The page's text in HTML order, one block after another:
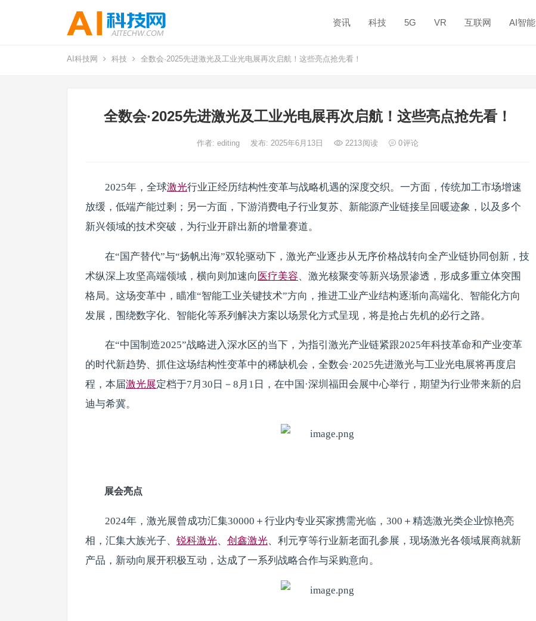
资讯 科技 5G VR 互联网 AI智能
AI科技网 科技 全数会·2025先进激光及工业光电展再次启航！这些亮点抢先看！
全数会·2025先进激光及工业光电展再次启航！这些亮点抢先看！
作者: editing 发布: 2025年6月13日 2213阅读 0评论
2025年，全球激光行业正经历结构性变革与战略机遇的深度交织。一方面，传统加工市场增速
放缓，低端产能过剩；另一方面，下游消费电子行业复苏、新能源产业链接呈回暖迹象，以及多个
新兴领域的技术突破，为行业开辟出新的增量赛道。
在“国产替代”与“扬帆出海”双轮驱动下，激光产业逐步从无序价格战转向全产业链协同创新，技
术纵深上攻坚高端领域，横向则加速向 医疗美容、激光核聚变等新兴场景渗透，形成多重立体突围
格局。这场变革中，瞄准“智能工业关键技术”方向，推进工业产业结构逐渐向高端化、智能化方向
发展，围绕数字化、智能化等系列解决方案以场景化方式呈现，将是抢占先机的必行之路。
在“中国制造2025”战略进入深水区的当下，为指引激光产业链紧跟2025年科技革命和产业变革
的时代新趋势、抓住这场结构性变革中的稀缺机会，全数会·2025先进激光与工业光电展将再度启
程，本届激光展定档于7月30日－8月1日，在中国·深圳福田会展中心举行，期望为行业带来新的启
迪与希冀。
展会亮点
2024年，激光展曾成功汇集30000＋行业内专业买家携需光临，300＋精选激光类企业惊艳亮
相，汇集大族光子、 锐科激光、 创鑫激光、利元亨等行业新老面孔参展，现场激光各领域展商就新
产品，新动向展开积极互动，达成了一系列战略合作与采购意向。